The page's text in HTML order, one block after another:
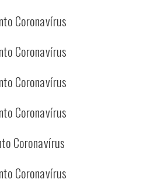
Coronavírus
Coronavírus
Coronavírus
Coronavírus
Coronavírus
Coronavírus